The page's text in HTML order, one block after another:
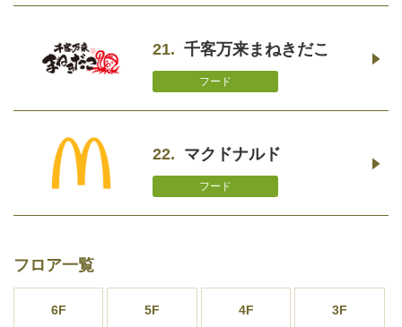
21. 千客万来まねきだこ
フード
22. マクドナルド
フード
フロア一覧
6F 5F 4F 3F